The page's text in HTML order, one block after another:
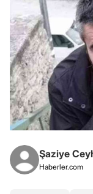
Şaziye
Haberler.com